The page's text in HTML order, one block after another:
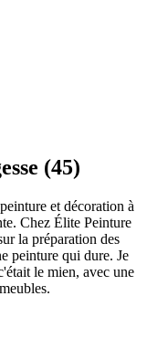
(45)
et décoration à
Chez Élite Peinture
la préparation des
peinture qui dure. Je
le mien, avec une